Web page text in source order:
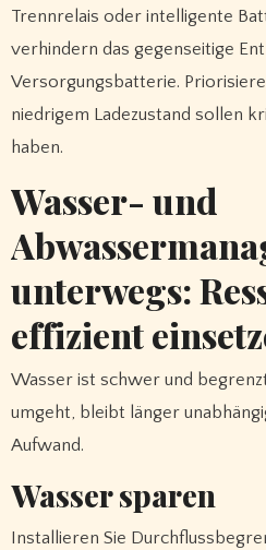
Trennrelais oder intelligente
verhindern das gegenseitige
Versorgungsbatterie.
niedrigem Ladezustand sollen
haben.
Wasser- und
unterwegs:
effizient
Wasser ist schwer und
umgeht, bleibt länger
Aufwand.
Wasser sparen
Installieren Sie